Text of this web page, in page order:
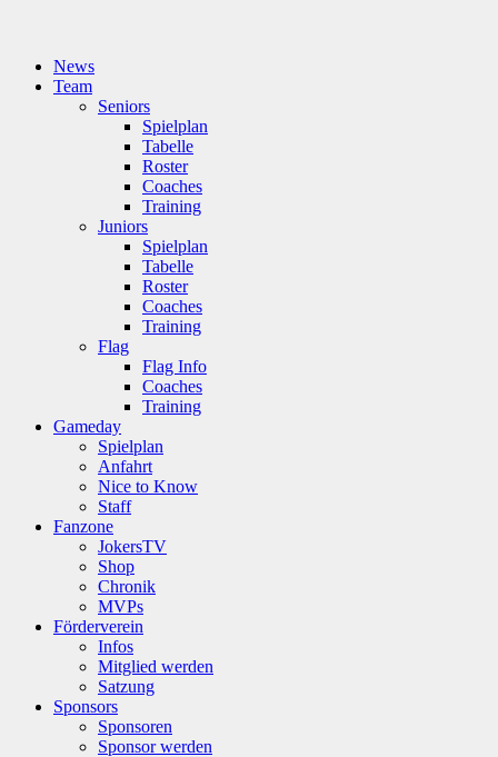
News
Team
Seniors
Spielplan
Tabelle
Roster
Coaches
Training
Juniors
Spielplan
Tabelle
Roster
Coaches
Training
Flag
Flag Info
Coaches
Training
Gameday
Spielplan
Anfahrt
Nice to Know
Staff
Fanzone
JokersTV
Shop
Chronik
MVPs
Förderverein
Infos
Mitglied werden
Satzung
Sponsors
Sponsoren
Sponsor werden